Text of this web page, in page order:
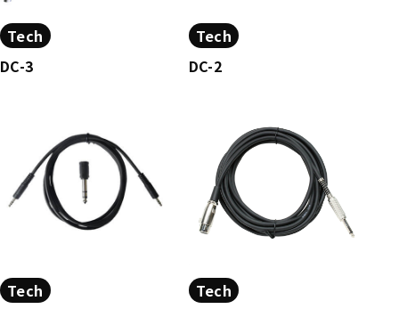
Tech
DC-3
Tech
DC-2
Tech
Tech